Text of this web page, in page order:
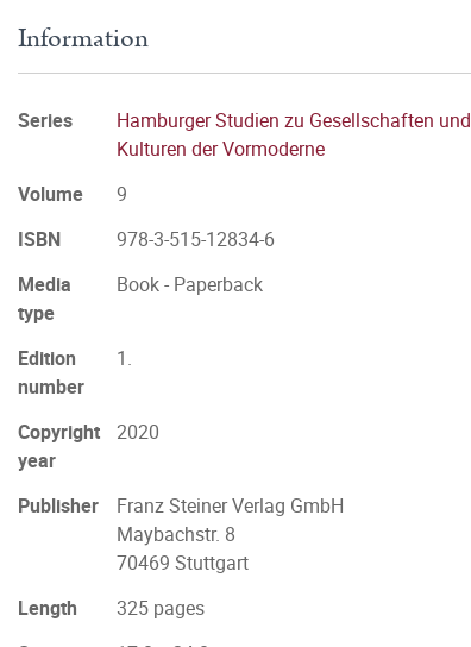
Information
Series
Hamburger Studien zu Gesellschaften und
Kulturen der Vormoderne
Volume
9
ISBN
978-3-515-12834-6
Media
type
Book - Paperback
Edition
number
1.
Copyright
year
2020
Publisher
Franz Steiner Verlag GmbH
Maybachstr. 8
70469 Stuttgart
Length
325 pages